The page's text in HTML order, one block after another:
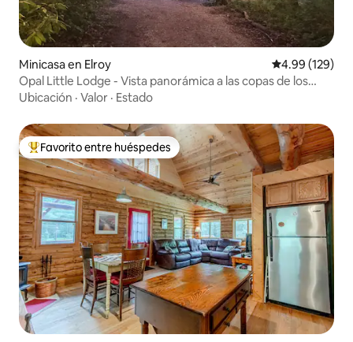
Minicasa en Elroy Calificación
4.99 (129)
Opal Little Lodge - Vista panorámica a las copas de los
árboles
Ubicación · Valor · Estado
De los mejores en Favorito entre huéspedes
Favorito entre huéspedes